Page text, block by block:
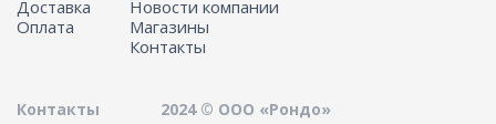
Доставка
Оплата
Новости компании
Магазины
Контакты
Контакты 2024 © ООО «Рондо»